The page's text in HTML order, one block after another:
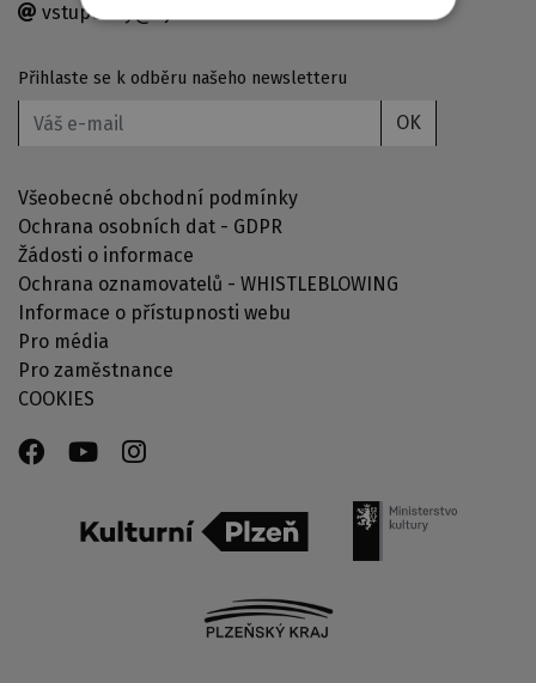
vstupenky@djkt.eu
Přihlaste se k odběru našeho newsletteru
OK
Všeobecné obchodní podmínky
Ochrana osobních dat - GDPR
Žádosti o informace
Ochrana oznamovatelů - WHISTLEBLOWING
Informace o přístupnosti webu
Pro média
Pro zaměstnance
COOKIES